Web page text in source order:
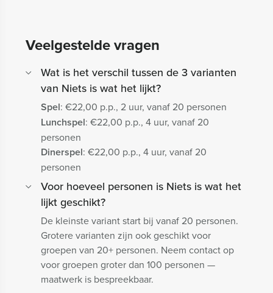
Veelgestelde vragen
Wat is het verschil tussen de 3 varianten
van Niets is wat het lijkt?
Spel: €22,00 p.p., 2 uur, vanaf 20 personen
Lunchspel: €22,00 p.p., 4 uur, vanaf 20
personen
Dinerspel: €22,00 p.p., 4 uur, vanaf 20
personen
Voor hoeveel personen is Niets is wat het
lijkt geschikt?
De kleinste variant start bij vanaf 20 personen.
Grotere varianten zijn ook geschikt voor
groepen van 20+ personen. Neem contact op
voor groepen groter dan 100 personen —
maatwerk is bespreekbaar.